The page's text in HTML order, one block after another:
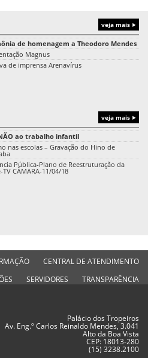
veja mais
de homenagem a Theodoro Mendes
Magnus
de imprensa Arenavírus
veja mais
ao trabalho infantil
nas escolas – Gravação do Hino de
Pública-Plano de Reestruturação da
TV CÂMARA-11/04/18
CENTRAL DE ATENDIMENTO
SERVIDORES TRANSPARÊNCIA
Palácio dos Tropeiros
Av. Eng.º Carlos Reinaldo Mendes, 3.041
Alto da Boa Vista
CEP: 18013-280
(15) 3238.2100